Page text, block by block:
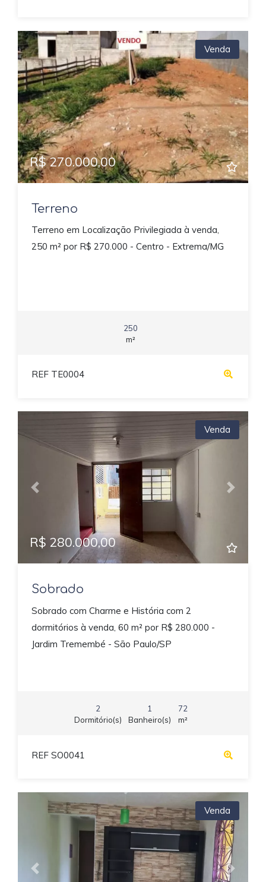
Venda
R$ 270.000,00
Terreno
Terreno em Localização Privilegiada à venda,
250 m² por R$ 270.000 - Centro - Extrema/MG
250
m²
REF TE0004
Previous Next
Venda
R$ 280.000,00
Sobrado
Sobrado com Charme e História com 2
dormitórios à venda, 60 m² por R$ 280.000 -
Jardim Tremembé - São Paulo/SP
2
Dormitório(s)
1
Banheiro(s)
72
m²
REF SO0041
Previous Next
Venda